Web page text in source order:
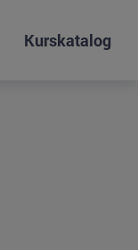
Kurskatalog